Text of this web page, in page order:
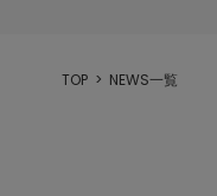
TOP NEWS一覧